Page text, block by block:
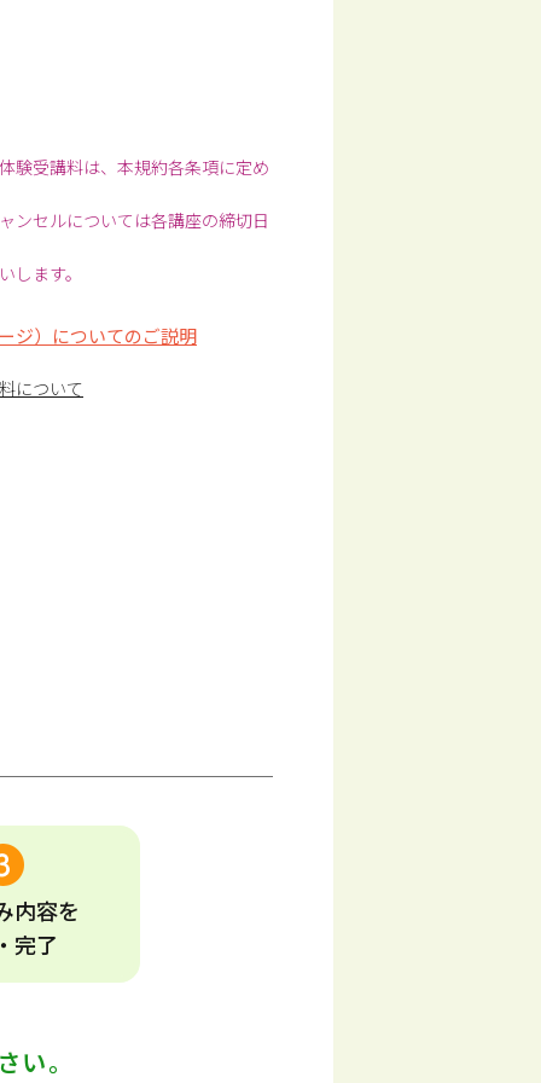
験受講料は、本規約各条項に定め
ンセルについては各講座の締切日
ます。
ジ）についてのご説明
について
内容を
完了
い。